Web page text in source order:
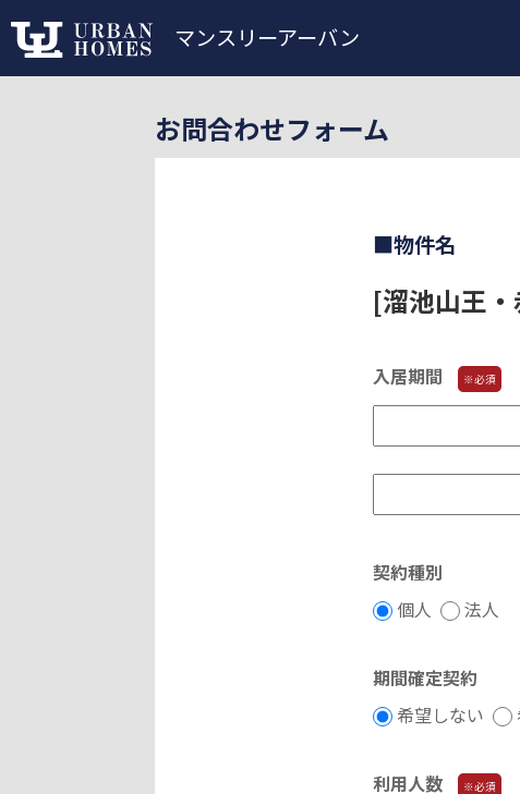
マンスリーアーバン
お問合わせフォーム
■物件名
[溜池山王
入居期間 ※必須
契約種別
個人
法人
期間確定契約
希望しない
利用人数 ※必須